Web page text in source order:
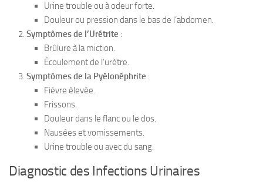
Urine trouble ou à odeur forte.
Douleur ou pression dans le bas de l’abdomen.
Symptômes de l’Urétrite :
Brûlure à la miction.
Écoulement de l’urètre.
Symptômes de la Pyélonéphrite :
Fièvre élevée.
Frissons.
Douleur dans le flanc ou le dos.
Nausées et vomissements.
Urine trouble ou avec du sang.
Diagnostic des Infections Urinaires